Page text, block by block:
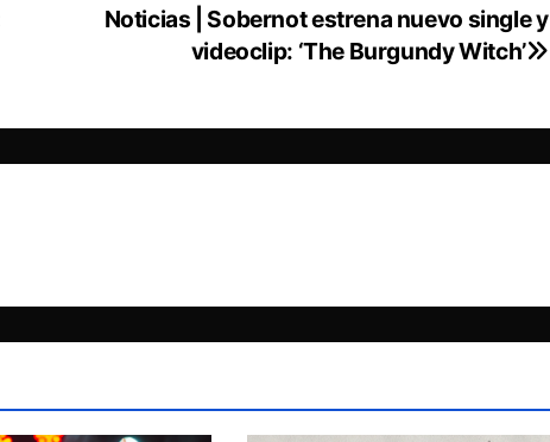
Noticias | Sobernot estrena nuevo single y
videoclip: ‘The Burgundy Witch’